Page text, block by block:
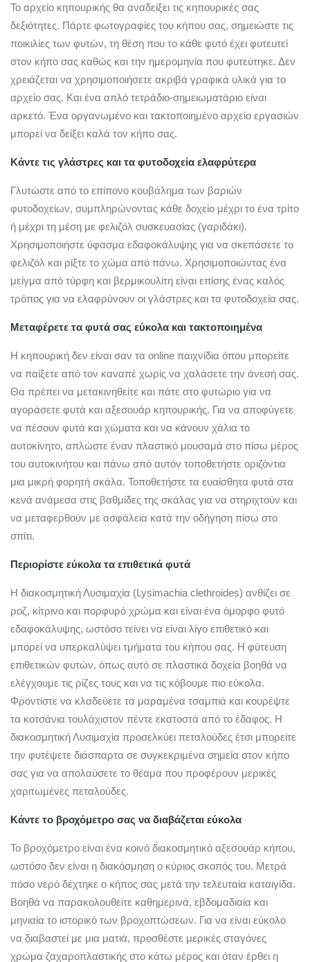
Το αρχείο κηπουρικής θα αναδείξει τις κηπουρικές σας
δεξιότητες. Πάρτε φωτογραφίες του κήπου σας, σημειώστε τις
ποικιλίες των φυτών, τη θέση που το κάθε φυτό έχει φυτευτεί
στον κήπο σας καθώς και την ημερομηνία που φυτεύτηκε. Δεν
χρειάζεται να χρησιμοποιήσετε ακριβά γραφικά υλικά για το
αρχείο σας. Και ένα απλό τετράδιο-σημειωματάριο είναι
αρκετό. Ένα οργανωμένο και τακτοποιημένο αρχείο εργασιών
μπορεί να δείξει καλά τον κήπο σας.
Κάντε τις γλάστρες και τα φυτοδοχεία ελαφρύτερα
Γλυτώστε από το επίπονο κουβάλημα των βαριών
φυτοδοχείων, συμπληρώνοντας κάθε δοχείο μέχρι το ένα τρίτο
ή μέχρι τη μέση με φελιζόλ συσκευασίας (γαριδάκι).
Χρησιμοποιήστε ύφασμα εδαφοκάλυψης για να σκεπάσετε το
φελιζόλ και ρίξτε το χώμα από πάνω. Χρησιμοποιώντας ένα
μείγμα από τύρφη και βερμικουλίτη είναι επίσης ένας καλός
τρόπος για να ελαφρύνουν οι γλάστρες και τα φυτοδοχεία σας.
Μεταφέρετε τα φυτά σας εύκολα και τακτοποιημένα
Η κηπουρική δεν είναι σαν τα online παιχνίδια όπου μπορείτε
να παίξετε από τον καναπέ χωρίς να χαλάσετε την άνεσή σας.
Θα πρέπει να μετακινηθείτε και πάτε στο φυτώριο για να
αγοράσετε φυτά και αξεσουάρ κηπουρικής. Για να αποφύγετε
να πέσουν φυτά και χώματα και να κάνουν χάλια το
αυτοκίνητο, απλώστε έναν πλαστικό μουσαμά στο πίσω μέρος
του αυτοκινήτου και πάνω από αυτόν τοποθετήστε οριζόντια
μια μικρή φορητή σκάλα. Τοποθετήστε τα ευαίσθητα φυτά στα
κενά ανάμεσα στις βαθμίδες της σκάλας για να στηριχτούν και
να μεταφερθούν με ασφάλεια κατά την οδήγηση πίσω στο
σπίτι.
Περιορίστε εύκολα τα επιθετικά φυτά
Η διακοσμητική Λυσιμαχία (Lysimachia clethroides) ανθίζει σε
ροζ, κίτρινο και πορφυρό χρώμα και είναι ένα όμορφο φυτό
εδαφοκάλυψης, ωστόσο τείνει να είναι λίγο επιθετικό και
μπορεί να υπερκαλύψει τμήματα του κήπου σας. Η φύτευση
επιθετικών φυτών, όπως αυτό σε πλαστικά δοχεία βοηθά να
ελέγχουμε τις ρίζες τους και να τις κόβουμε πιο εύκολα.
Φροντίστε να κλαδεύετε τα μαραμένα τσαμπιά και κουρέψτε
τα κοτσάνια τουλάχιστον πέντε εκατοστά από το έδαφος. Η
διακοσμητική Λυσιμαχία προσελκύει πεταλούδες έτσι μπορείτε
την φυτέψετε διάσπαρτα σε συγκεκριμένα σημεία στον κήπο
σας για να απολαύσετε το θέαμα που προφέρουν μερικές
χαριτωμένες πεταλούδες.
Κάντε το βροχόμετρο σας να διαβάζεται εύκολα
Το βροχόμετρο είναι ένα κοινό διακοσμητικό αξεσουάρ κήπου,
ωστόσο δεν είναι η διακόσμηση ο κύριος σκοπός του. Μετρά
πόσο νερό δέχτηκε ο κήπος σας μετά την τελευταία καταιγίδα.
Βοηθά να παρακολουθείτε καθημερινά, εβδομαδιαία και
μηνιαία το ιστορικό των βροχοπτώσεων. Για να είναι εύκολο
να διαβαστεί με μια ματιά, προσθέστε μερικές σταγόνες
χρώμα ζαχαροπλαστικής στο κάτω μέρος και όταν έρθει η